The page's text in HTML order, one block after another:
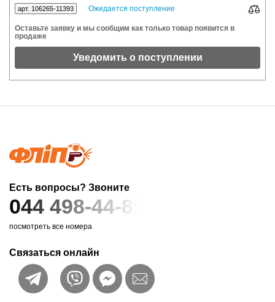
арт. 106265-11393 Ожидается поступление
Оставьте заявку и мы сообщим как только товар появится в
продаже
Уведомить о поступлении
Есть вопросы? Звоните
044 498-44-89
посмотреть все номера
Связаться онлайн